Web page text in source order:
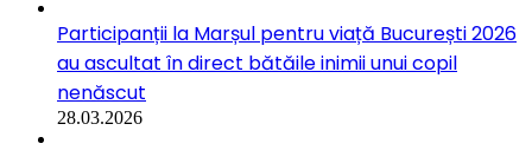
Participanții la Marșul pentru viață București 2026
au ascultat în direct bătăile inimii unui copil
nenăscut
28.03.2026